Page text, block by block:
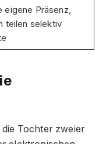
eigene Präsenz,
teilen selektiv
die Tochter zweier